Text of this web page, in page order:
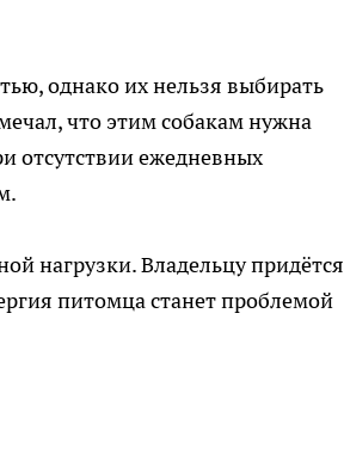
однако их нельзя выбирать
что этим собакам нужна
отсутствии ежедневных
нагрузки. Владельцу придётся
питомца станет проблемой